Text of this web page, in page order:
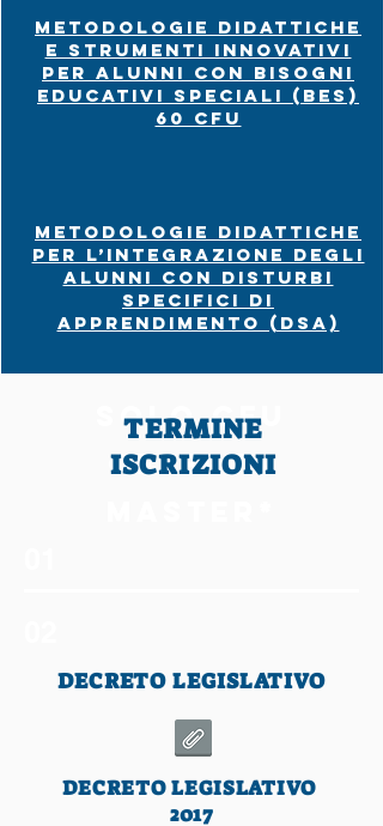
Metodologie didattiche
e strumenti innovativi
per alunni con bisogni
educativi speciali (BES)
60 CFU
Metodologie didattiche
per l’integrazione degli
alunni con disturbi
specifici di
apprendimento (DSA)
SOLO CFU
OFFERTA
TERMINE
ISCRIZIONI
DECRETO LEGISLATIVO
DECRETO LEGISLATIVO
2017